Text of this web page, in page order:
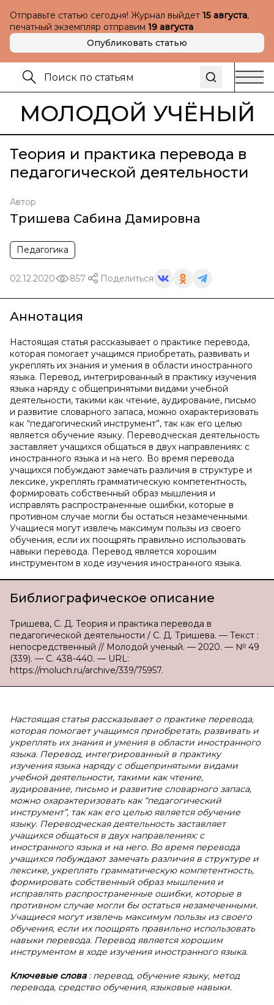
Отправьте статью сегодня! Журнал выйдет 15 августа,
печатный экземпляр отправим 19 августа
Опубликовать статью
МОЛОДОЙ УЧЁНЫЙ
Теория и практика перевода в
педагогической деятельности
Автор
Тришева Сабина Дамировна
Педагогика
02.12.2020 857 Поделиться
Аннотация
Настоящая статья рассказывает о практике перевода,
которая помогает учащимся приобретать, развивать и
укреплять их знания и умения в области иностранного
языка. Перевод, интегрированный в практику изучения
языка наряду с общепринятыми видами учебной
деятельности, такими как чтение, аудирование, письмо
и развитие словарного запаса, можно охарактеризовать
как “педагогический инструмент”, так как его целью
является обучение языку. Переводческая деятельность
заставляет учащихся общаться в двух направлениях: с
иностранного языка и на него. Во время перевода
учащихся побуждают замечать различия в структуре и
лексике, укреплять грамматическую компетентность,
формировать собственный образ мышления и
исправлять распространенные ошибки, которые в
противном случае могли бы остаться незамеченными.
Учащиеся могут извлечь максимум пользы из своего
обучения, если их поощрять правильно использовать
навыки перевода. Перевод является хорошим
инструментом в ходе изучения иностранного языка.
Библиографическое описание
Тришева, С. Д. Теория и практика перевода в
педагогической деятельности / С. Д. Тришева. — Текст :
непосредственный // Молодой ученый. — 2020. — № 49
(339). — С. 438-440. — URL:
https://moluch.ru/archive/339/75957.
Настоящая статья рассказывает о практике перевода,
которая помогает учащимся приобретать, развивать и
укреплять их знания и умения в области иностранного
языка. Перевод, интегрированный в практику
изучения языка наряду с общепринятыми видами
учебной деятельности, такими как чтение,
аудирование, письмо и развитие словарного запаса,
можно охарактеризовать как “педагогический
инструмент”, так как его целью является обучение
языку. Переводческая деятельность заставляет
учащихся общаться в двух направлениях: с
иностранного языка и на него. Во время перевода
учащихся побуждают замечать различия в структуре и
лексике, укреплять грамматическую компетентность,
формировать собственный образ мышления и
исправлять распространенные ошибки, которые в
противном случае могли бы остаться незамеченными.
Учащиеся могут извлечь максимум пользы из своего
обучения, если их поощрять правильно использовать
навыки перевода. Перевод является хорошим
инструментом в ходе изучения иностранного языка.
Ключевые слова : перевод, обучение языку, метод
перевода, средство обучения, языковые навыки.